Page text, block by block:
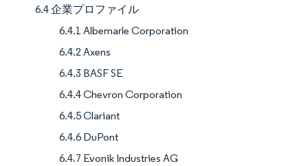
6.4 企業プロファイル
6.4.1 Albemarle Corporation
6.4.2 Axens
6.4.3 BASF SE
6.4.4 Chevron Corporation
6.4.5 Clariant
6.4.6 DuPont
6.4.7 Evonik Industries AG